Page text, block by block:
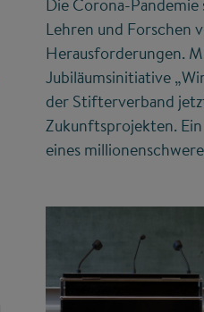
Die Corona-Pandemie
Lehren und Forschen
Herausforderungen.
Jubiläumsinitiative
der Stifterverband
Zukunftsprojekten.
eines